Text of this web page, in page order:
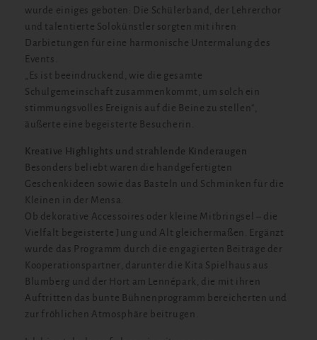
wurde einiges geboten: Die Schülerband, der Lehrerchor
und talentierte Solokünstler sorgten mit ihren
Darbietungen für eine harmonische Untermalung des
Events.
„Es ist beeindruckend, wie die gesamte
Schulgemeinschaft zusammenkommt, um solch ein
stimmungsvolles Ereignis auf die Beine zu stellen“,
äußerte eine begeisterte Besucherin.
Kreative Highlights und strahlende Kinderaugen
Besonders beliebt waren die handgefertigten
Geschenkideen sowie das Basteln und Schminken für die
Kleinen in der Mensa.
Ob dekorative Accessoires oder kleine Mitbringsel – die
Vielfalt begeisterte Jung und Alt gleichermaßen. Ergänzt
wurde das Programm durch die engagierten Beiträge der
Kooperationspartner, darunter die Kita Spielhaus aus
Blumberg und der Hort am Lennépark, die mit ihren
Auftritten das bunte Bühnenprogramm bereicherten und
zur fröhlichen Atmosphäre beitrugen.